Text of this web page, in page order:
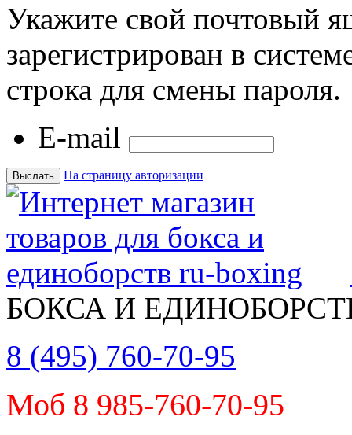
Укажите свой почтовый
зарегистрирован в
строка для смены пароля.
E-mail
На страницу авторизации
БОКСА И
8 (495) 760-70-95
Моб 8 985-760-70-95